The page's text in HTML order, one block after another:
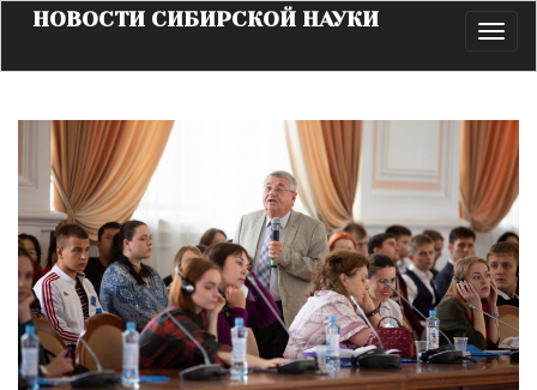
НОВОСТИ СИБИРСКОЙ НАУКИ